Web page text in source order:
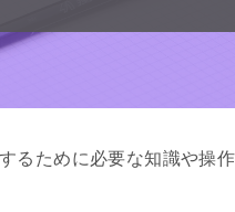
るために必要な知識や操